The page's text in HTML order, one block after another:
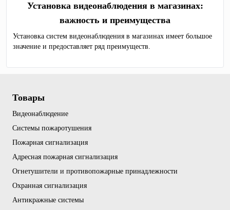
Установка видеонаблюдения в магазинах:
важность и преимущества
Установка систем видеонаблюдения в магазинах имеет большое
значение и предоставляет ряд преимуществ.
Товары
Видеонаблюдение
Системы пожаротушения
Пожарная сигнализация
Адресная пожарная сигнализация
Огнетушители и противопожарные принадлежности
Охранная сигнализация
Антикражные системы